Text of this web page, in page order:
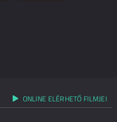
ONLINE ELÉRHETŐ FILMJEI